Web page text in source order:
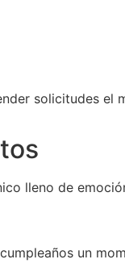
solicitudes el
lleno de
un